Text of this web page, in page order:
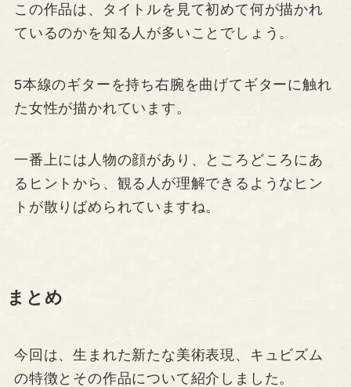
この作品は、タイトルを見て初めて何が描かれ
ているのかを知る人が多いことでしょう。
5本線のギターを持ち右腕を曲げてギターに触れ
た女性が描かれています。
一番上には人物の顔があり、ところどころにあ
るヒントから、観る人が理解できるようなヒン
トが散りばめられていますね。
まとめ
今回は、生まれた新たな美術表現、キュビズム
の特徴とその作品について紹介しました。